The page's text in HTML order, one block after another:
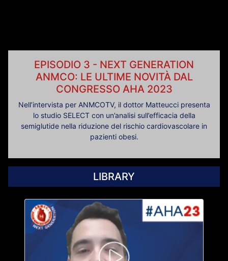
EPISODIO 3 - NEXT GENERATION
ANMCO: LE ULTIME NOVITÀ DAL
CONGRESSO AHA 2023
Nell’intervista per ANMCOTV, il dottor Matteucci presenta
lo studio SELECT con un’analisi sull’efficacia della
semiglutide nella riduzione del rischio cardiovascolare in
pazienti obesi.
LIBRARY